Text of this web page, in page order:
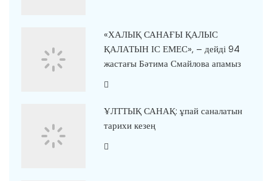
«ХАЛЫҚ САНАҒЫ ҚАЛЫС
ҚАЛАТЫН ІС ЕМЕС», – дейді 94
жастағы Бәтима Смайлова апамыз
ҰЛТТЫҚ САНАҚ: ұпай саналатын
тарихи кезең